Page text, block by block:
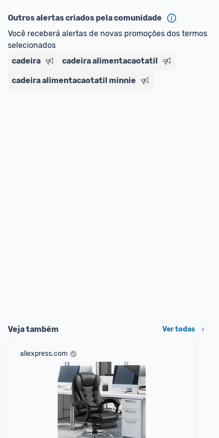
Outros alertas criados pela comunidade
Você receberá alertas de novas promoções dos termos
selecionados
cadeira
cadeira alimentacaotatil
cadeira alimentacaotatil minnie
Veja também Ver todas
aliexpress.com